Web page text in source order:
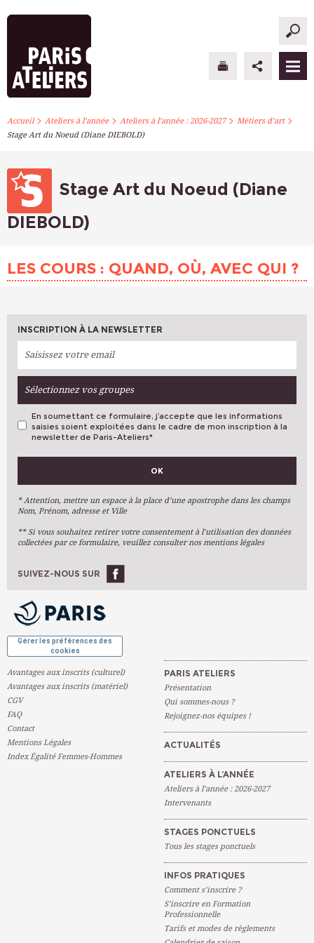
PARIS ATELIERS
ATELIERS À L’ANNÉE
S’INSCRIRE
Accueil> Ateliers à l’année> Ateliers à l’année : 2026-2027> Métiers d’art>
Stage Art du Noeud (Diane DIEBOLD)
Stage Art du Noeud (Diane
DIEBOLD)
LES COURS : QUAND, OÙ, AVEC QUI ?
INSCRIPTION À LA NEWSLETTER
Sélectionnez vos groupes
VOS PRÉFÉRENCES
Arts Plastiques
Arts Du Texte
Arts Numériques
Ateliers À L'année
En soumettant ce formulaire, j’accepte que les informations
saisies soient exploitées dans le cadre de mon inscription à la
newsletter de Paris-Ateliers*
OK
* Attention, mettre un espace à la place d’une apostrophe dans les champs
Nom, Prénom, adresse et Ville
** Si vous souhaitez retirer votre consentement à l’utilisation des données
collectées par ce formulaire, veuillez consulter nos mentions légales
SUIVEZ-NOUS SUR
Gérer les préférences des
cookies
Avantages aux inscrits (culturel)
Avantages aux inscrits (matériel)
CGV
FAQ
Contact
Mentions Légales
Index Égalité Femmes-Hommes
PARIS ATELIERS
Présentation
Qui sommes-nous ?
Rejoignez-nos équipes !
ACTUALITÉS
ATELIERS À L’ANNÉE
Ateliers à l’année : 2026-2027
Intervenants
STAGES PONCTUELS
Tous les stages ponctuels
INFOS PRATIQUES
Comment s’inscrire ?
S’inscrire en Formation
Professionnelle
Tarifs et modes de règlements